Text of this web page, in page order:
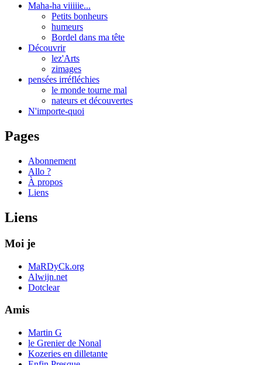
Maha-ha viiiiie...
Petits bonheurs
humeurs
Bordel dans ma tête
Découvrir
lez'Arts
zimages
pensées irréfléchies
le monde tourne mal
nateurs et découvertes
N'importe-quoi
Pages
Abonnement
Allo ?
À propos
Liens
Liens
Moi je
MaRDyCk.org
Alwijn.net
Dotclear
Amis
Martin G
le Grenier de Nonal
Kozeries en dilletante